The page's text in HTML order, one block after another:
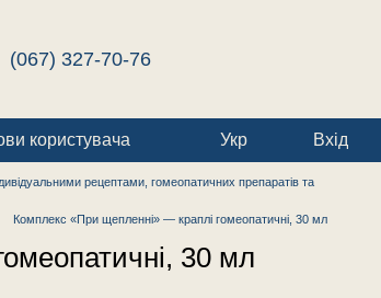
(067) 327-70-76
користувача Укр Вхід
рецептами, гомеопатичних препаратів та
Комплекс «При щепленні» — краплі гомеопатичні, 30 мл
30 мл